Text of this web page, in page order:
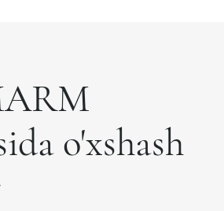
o'xshash